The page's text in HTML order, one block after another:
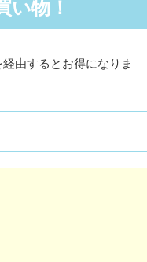
い物！
由するとお得になりま